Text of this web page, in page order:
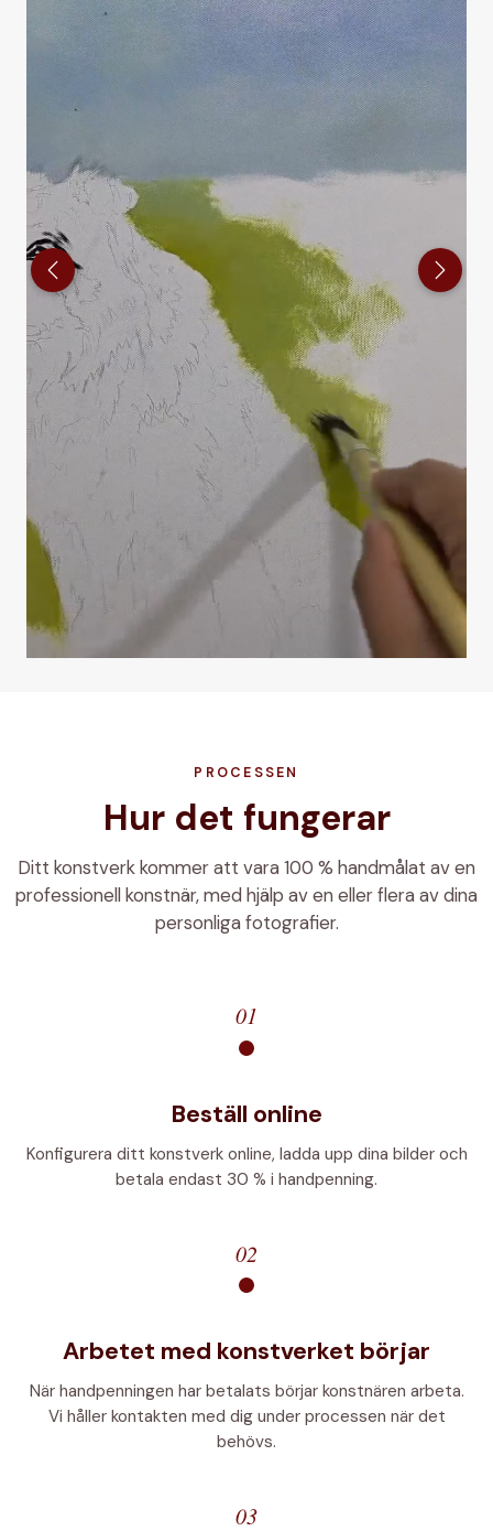
Previous Next
PROCESSEN
Hur det fungerar
Ditt konstverk kommer att vara 100 % handmålat av en
professionell konstnär, med hjälp av en eller flera av dina
personliga fotografier.
01
Beställ online
Konfigurera ditt konstverk online, ladda upp dina bilder och
betala endast 30 % i handpenning.
02
Arbetet med konstverket börjar
När handpenningen har betalats börjar konstnären arbeta.
Vi håller kontakten med dig under processen när det
behövs.
03